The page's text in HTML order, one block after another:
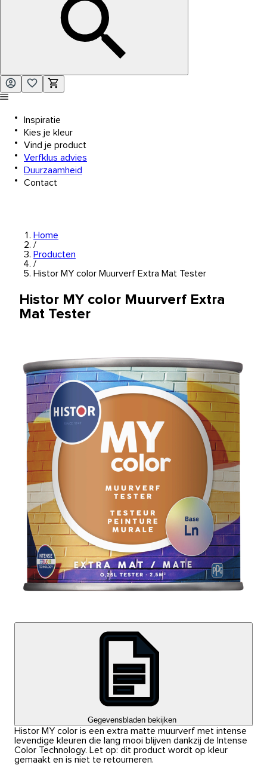
Inspiratie
Kies je kleur
Vind je product
Verfklus advies
Duurzaamheid
Contact
Home
/
Producten
/
Histor MY color Muurverf Extra Mat Tester
Histor MY color Muurverf Extra
Mat Tester
Gegevensbladen bekijken
Histor MY color is een extra matte muurverf met intense
levendige kleuren die lang mooi blijven dankzij de Intense
Color Technology. Let op: dit product wordt op kleur
gemaakt en is niet te retourneren.